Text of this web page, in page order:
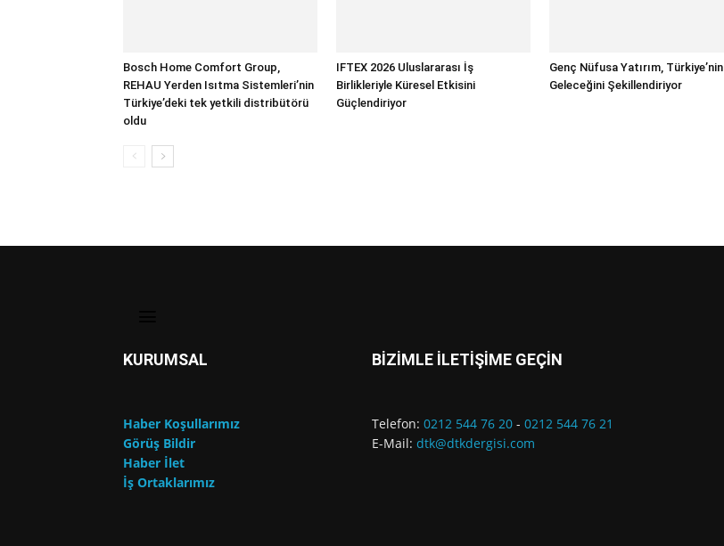
Bosch Home Comfort Group,
REHAU Yerden Isıtma Sistemleri’nin
Türkiye’deki tek yetkili distribütörü
oldu
IFTEX 2026 Uluslararası İş
Birlikleriyle Küresel Etkisini
Güçlendiriyor
Genç Nüfusa Yatırım, Türkiye’nin
Geleceğini Şekillendiriyor
KURUMSAL
Haber Koşullarımız
Görüş Bildir
Haber İlet
İş Ortaklarımız
BİZİMLE İLETİŞİME GEÇİN
Telefon: 0212 544 76 20 - 0212 544 76 21
E-Mail: dtk@dtkdergisi.com